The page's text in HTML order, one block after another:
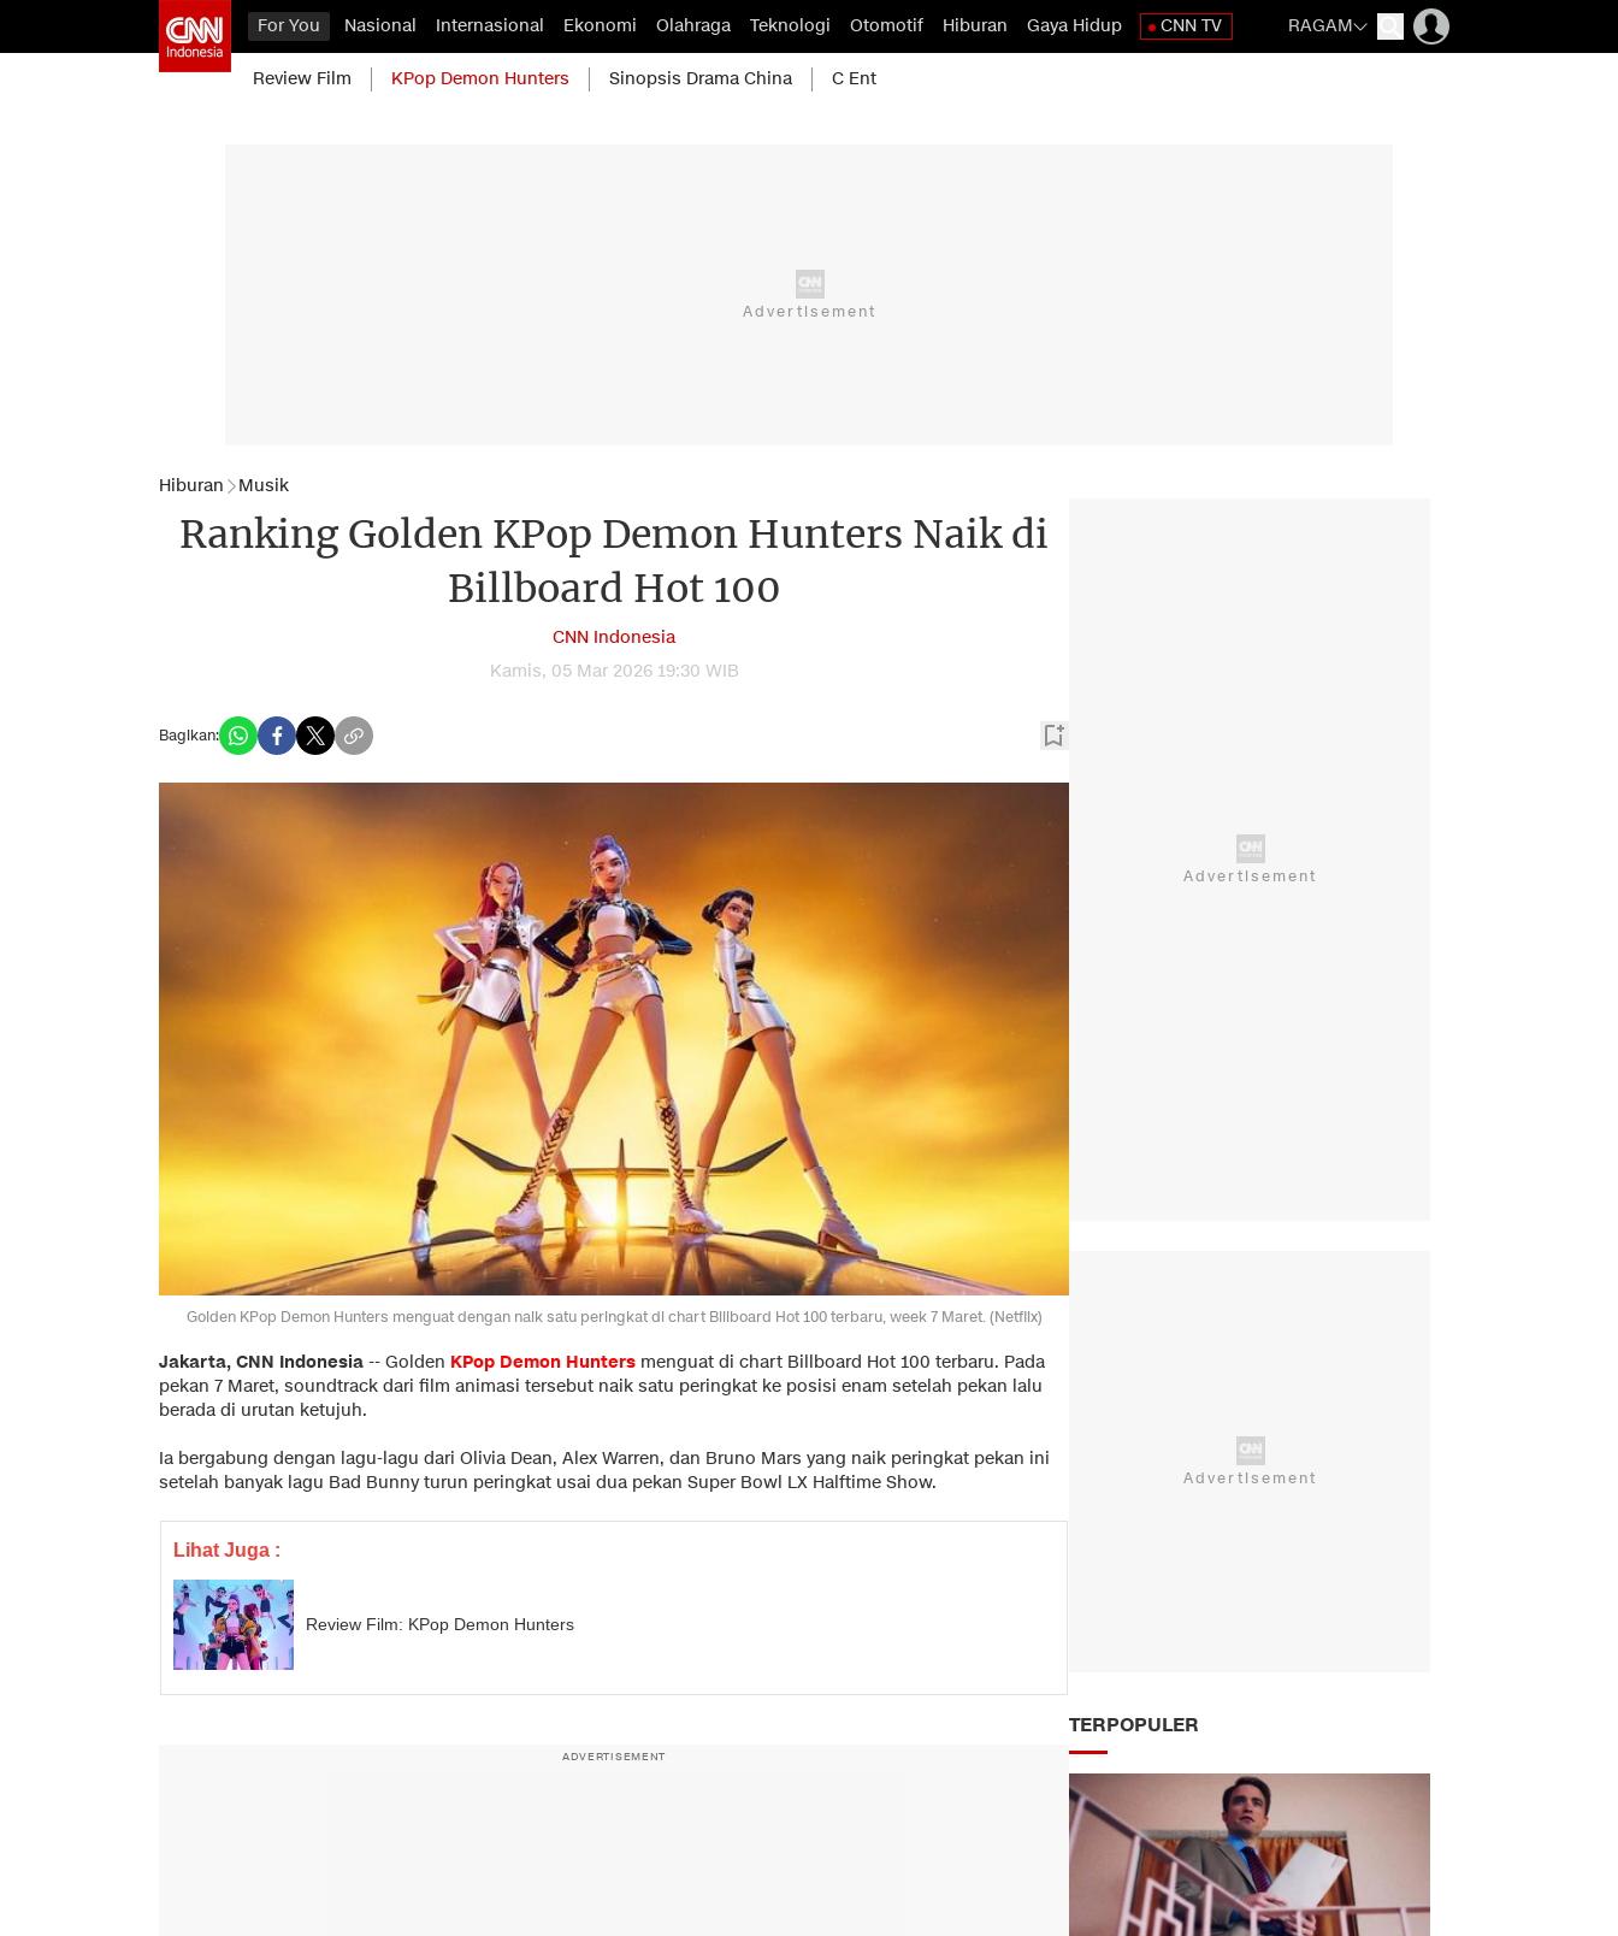
For You Nasional Internasional Ekonomi Olahraga Teknologi Otomotif Hiburan Gaya Hidup CNN TV RAGAM
Review Film KPop Demon Hunters Sinopsis Drama China C Ent
Hiburan Musik
Ranking Golden KPop Demon Hunters Naik di
Billboard Hot 100
CNN Indonesia
Kamis, 05 Mar 2026 19:30 WIB
Bagikan:
Golden KPop Demon Hunters menguat dengan naik satu peringkat di chart Billboard Hot 100 terbaru, week 7 Maret. (Netflix)
Jakarta, CNN Indonesia -- Golden KPop Demon Hunters menguat di chart Billboard Hot 100 terbaru. Pada
pekan 7 Maret, soundtrack dari film animasi tersebut naik satu peringkat ke posisi enam setelah pekan lalu
berada di urutan ketujuh.
Ia bergabung dengan lagu-lagu dari Olivia Dean, Alex Warren, dan Bruno Mars yang naik peringkat pekan ini
setelah banyak lagu Bad Bunny turun peringkat usai dua pekan Super Bowl LX Halftime Show.
Lihat Juga :
Review Film: KPop Demon Hunters
ADVERTISEMENT
TERPOPULER